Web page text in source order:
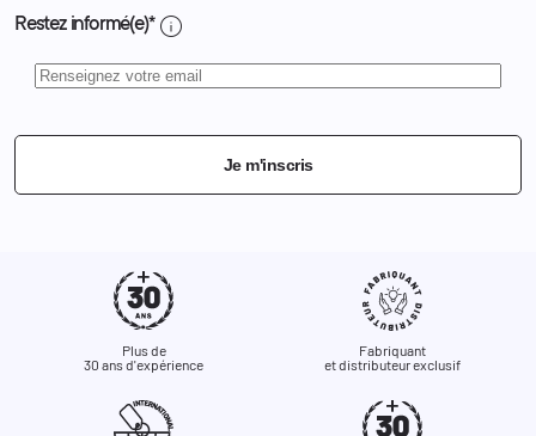
Restez informé(e)* info
Je m'inscris
Plus de
30 ans d'expérience
Fabriquant
et distributeur exclusif